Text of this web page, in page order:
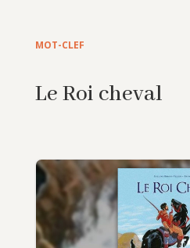
MOT-CLEF
Le Roi cheval